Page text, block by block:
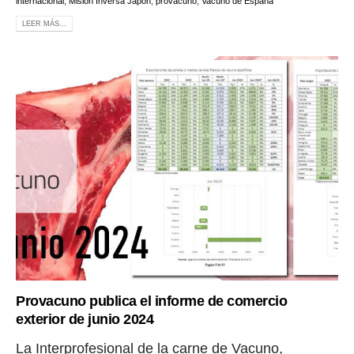
LEER MÁS...
Provacuno publica el informe de comercio
exterior de junio 2024
La Interprofesional de la carne de Vacuno,